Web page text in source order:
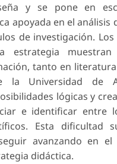
y se pone en
apoyada en el análisis
de investigación.
estrategia
tanto en
la Universidad de
lógicas y
e identificar entre
Esta dificultad
avanzando en el
didáctica.